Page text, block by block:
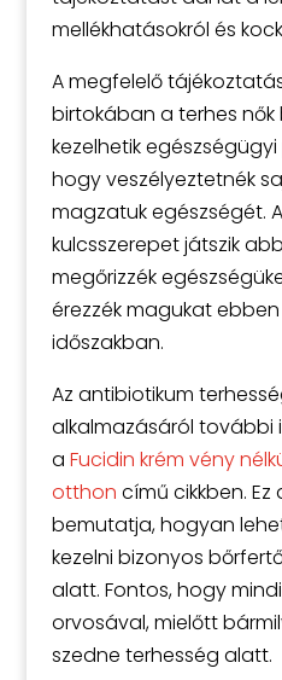
mellékhatásokról és
A megfelelő
birtokában a terhes
kezelhetik
hogy veszélyeztetnék
magzatuk egészségét.
kulcsszerepet játszik
megőrizzék
érezzék magukat
időszakban.
Az antibiotikum
alkalmazásáról
a Fucidin krém vény
otthon című cikkben. Ez
bemutatja, hogyan
kezelni bizonyos
alatt. Fontos, hogy
orvosával, mielőtt
szedne terhesség alatt.